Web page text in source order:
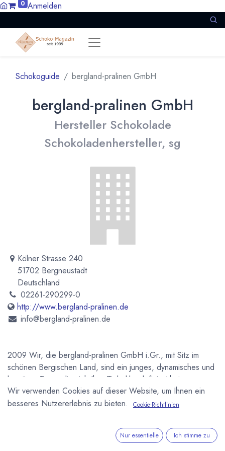
0 Anmelden
Schokoguide bergland-pralinen GmbH
bergland-pralinen GmbH
Hersteller Schokolade
Schokoladenhersteller, sg
Kölner Strasse 240
51702 Bergneustadt
Deutschland
02261-290299-0
http://www.bergland-pralinen.de
info@bergland-pralinen.de
2009 Wir, die bergland-pralinen GmbH i.Gr., mit Sitz im
schönen Bergischen Land, sind ein junges, dynamisches und
kreatives Team, die sich Ihre Ziele klar definiert hat.
Newsletter
Abonnieren
Wir verwenden Cookies auf dieser Website, um Ihnen ein
besseres Nutzererlebnis zu bieten.
Cookie-Richtlinien
Nur essentielle Ich stimme zu